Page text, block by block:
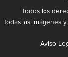
Todos los
Todas las imágenes
Aviso